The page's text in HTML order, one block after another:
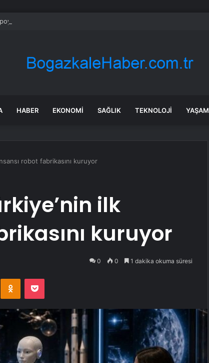
uyarısı: Rüzgar kuvvetlenecek!
HABER EKONOMI SAĞLIK TEKNOLOJI YAŞAM
robot fabrikasını kuruyor
ilk
kuruyor
0 0 1 dakika okuma süresi
Odnoklassniki
Pocket